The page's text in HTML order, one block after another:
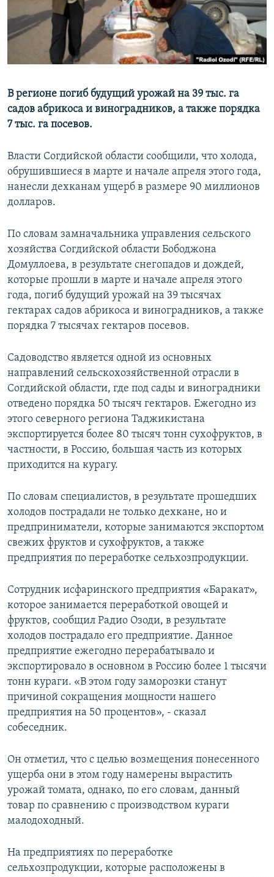
В регионе погиб будущий урожай на 39 тыс. га
садов абрикоса и виноградников, а также порядка
7 тыс. га посевов.
Власти Согдийской области сообщили, что холода,
обрушившиеся в марте и начале апреля этого года,
нанесли дехканам ущерб в размере 90 миллионов
долларов.
По словам замначальника управления сельского
хозяйства Согдийской области Бободжона
Домуллоева, в результате снегопадов и дождей,
которые прошли в марте и начале апреля этого
года, погиб будущий урожай на 39 тысячах
гектарах садов абрикоса и виноградников, а также
порядка 7 тысячах гектаров посевов.
Садоводство является одной из основных
направлений сельскохозяйственной отрасли в
Согдийской области, где под сады и виноградники
отведено порядка 50 тысяч гектаров. Ежегодно из
этого северного региона Таджикистана
экспортируется более 80 тысяч тонн сухофруктов, в
частности, в Россию, большая часть из которых
приходится на курагу.
По словам специалистов, в результате прошедших
холодов пострадали не только дехкане, но и
предприниматели, которые занимаются экспортом
свежих фруктов и сухофруктов, а также
предприятия по переработке сельхозпродукции.
Сотрудник исфаринского предприятия «Баракат»,
которое занимается переработкой овощей и
фруктов, сообщил Радио Озоди, в результате
холодов пострадало его предприятие. Данное
предприятие ежегодно перерабатывало и
экспортировало в основном в Россию более 1 тысячи
тонн кураги. «В этом году заморозки станут
причиной сокращения мощности нашего
предприятия на 50 процентов», - сказал
собеседник.
Он отметил, что с целью возмещения понесенного
ущерба они в этом году намерены вырастить
урожай томата, однако, по его словам, данный
товар по сравнению с производством кураги
малодоходный.
На предприятиях по переработке
сельхозпродукции, которые расположены в